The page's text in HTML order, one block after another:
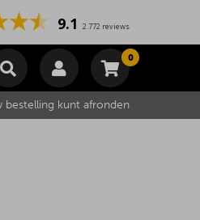
9.1 2.772 reviews
0
€0,00
bestelling kunt afronden